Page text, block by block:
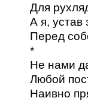
Для
А я, устав
Перед
*
Не нами
Любой
Наивно